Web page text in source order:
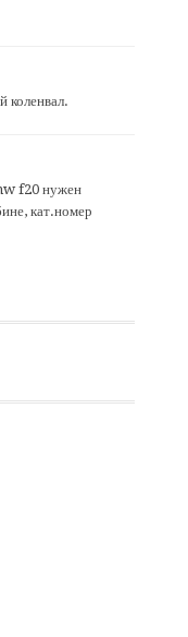
коленвал.
f20 нужен
кат.номер